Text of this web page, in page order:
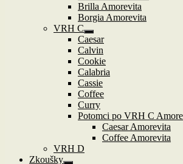
Brilla Amorevita
Borgia Amorevita
VRH C
Zobrazit
podřazené
položky
Caesar
Calvin
Cookie
Calabria
Cassie
Coffee
Curry
Potomci po VRH C
Caesar Amorevita
Coffee Amorevita
VRH D
Zkoušky